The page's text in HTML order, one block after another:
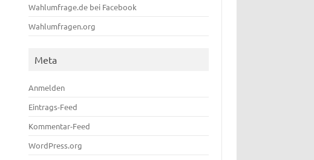
Wahlumfrage.de bei Facebook
Wahlumfragen.org
Meta
Anmelden
Eintrags-Feed
Kommentar-Feed
WordPress.org